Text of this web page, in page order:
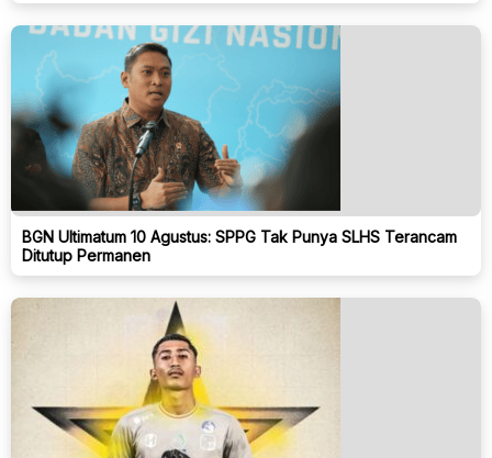
BGN Ultimatum 10 Agustus: SPPG Tak Punya SLHS Terancam
Ditutup Permanen